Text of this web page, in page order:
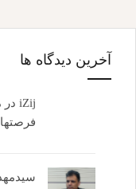
آخرین دیدگاه ها
iZij در